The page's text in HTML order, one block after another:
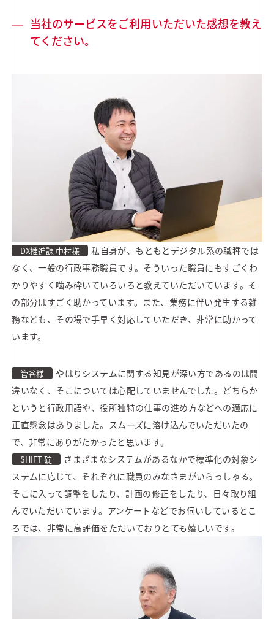
当社のサービスをご利用いただいた感想を教え
てください。
DX推進課 中村様
私自身が、もともとデジタル系の職種では
なく、一般の行政事務職員です。そういった職員にもすごくわ
かりやすく噛み砕いていろいろと教えていただいています。そ
の部分はすごく助かっています。また、業務に伴い発生する雑
務なども、その場で手早く対応していただき、非常に助かって
います。
管谷様
やはりシステムに関する知見が深い方であるのは間
違いなく、そこについては心配していませんでした。どちらか
というと行政用語や、役所独特の仕事の進め方などへの適応に
正直懸念はありました。スムーズに溶け込んでいただいたの
で、非常にありがたかったと思います。
SHIFT 碇
さまざまなシステムがあるなかで標準化の対象シ
ステムに応じて、それぞれに職員のみなさまがいらっしゃる。
そこに入って調整をしたり、計画の修正をしたり、日々取り組
んでいただいています。アンケートなどでお伺いしているとこ
ろでは、非常に高評価をただいておりとても嬉しいです。